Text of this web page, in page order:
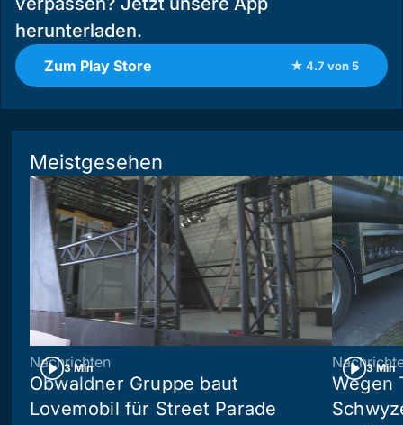
herunterladen.
Zum Play Store ★ 4.7 von 5
Meistgesehen
3 Min
Nachrichten
Obwaldner Gruppe baut
Lovemobil für Street Parade
3 Min
Wegen